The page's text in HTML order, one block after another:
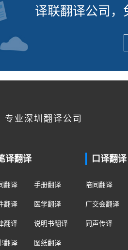
译联翻译公司
专业深圳翻译公司
译翻译
翻译
手册翻译
翻译
医学翻译
翻译
说明书翻译
翻译
图纸翻译
口译翻译
陪同翻译
广交会翻译
同声传译